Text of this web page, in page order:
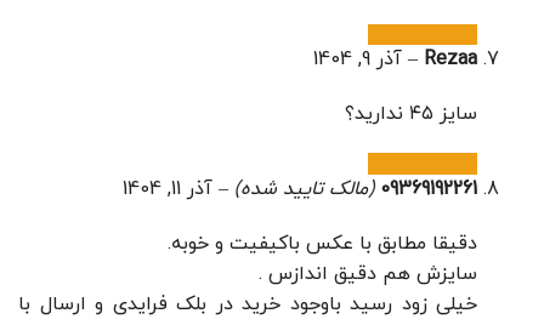
Rezaa
– آذر 9, 1404
سایز ۴۵ ندارید؟
09369192261 (مالک تایید شده) – آذر 11, 1404
دقیقا مطابق با عکس باکیفیت و خوبه.
سایزش هم دقیق اندازس .
خیلی زود رسید باوجود خرید در بلک فرایدی و ارسال با